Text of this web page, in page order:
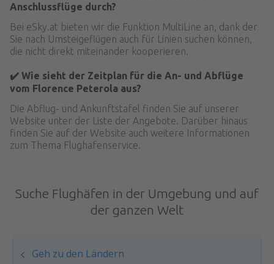
Anschlussflüge durch?
Bei eSky.at bieten wir die Funktion MultiLine an, dank der
Sie nach Umsteigeflügen auch für Linien suchen können,
die nicht direkt miteinander kooperieren.
✔️ Wie sieht der Zeitplan für die An- und Abflüge
vom Florence Peterola aus?
Die Abflug- und Ankunftstafel finden Sie auf unserer
Website unter der Liste der Angebote. Darüber hinaus
finden Sie auf der Website auch weitere Informationen
zum Thema Flughafenservice.
Suche Flughäfen in der Umgebung und auf
der ganzen Welt
Geh zu den Ländern